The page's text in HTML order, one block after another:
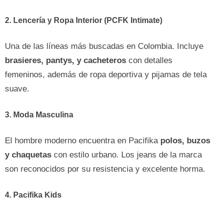
2. Lencería y Ropa Interior (PCFK Intimate)
Una de las líneas más buscadas en Colombia. Incluye
brasieres, pantys, y cacheteros con detalles
femeninos, además de ropa deportiva y pijamas de tela
suave.
3. Moda Masculina
El hombre moderno encuentra en Pacifika polos, buzos
y chaquetas con estilo urbano. Los jeans de la marca
son reconocidos por su resistencia y excelente horma.
4. Pacifika Kids